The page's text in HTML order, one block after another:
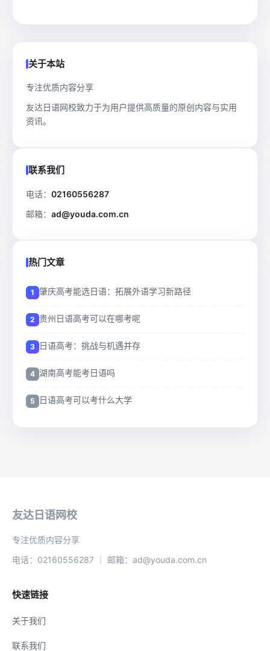
关于本站
专注优质内容分享
友达日语网校致力于为用户提供高质量的原创内容与实用
资讯。
联系我们
电话： 02160556287
邮箱： ad@youda.com.cn
热门文章
肇庆高考能选日语：拓展外语学习新路径
贵州日语高考可以在哪考呢
日语高考：挑战与机遇并存
湖南高考能考日语吗
日语高考可以考什么大学
友达日语网校
专注优质内容分享
电话：02160556287 ｜ 邮箱：ad@youda.com.cn
快速链接
关于我们
联系我们